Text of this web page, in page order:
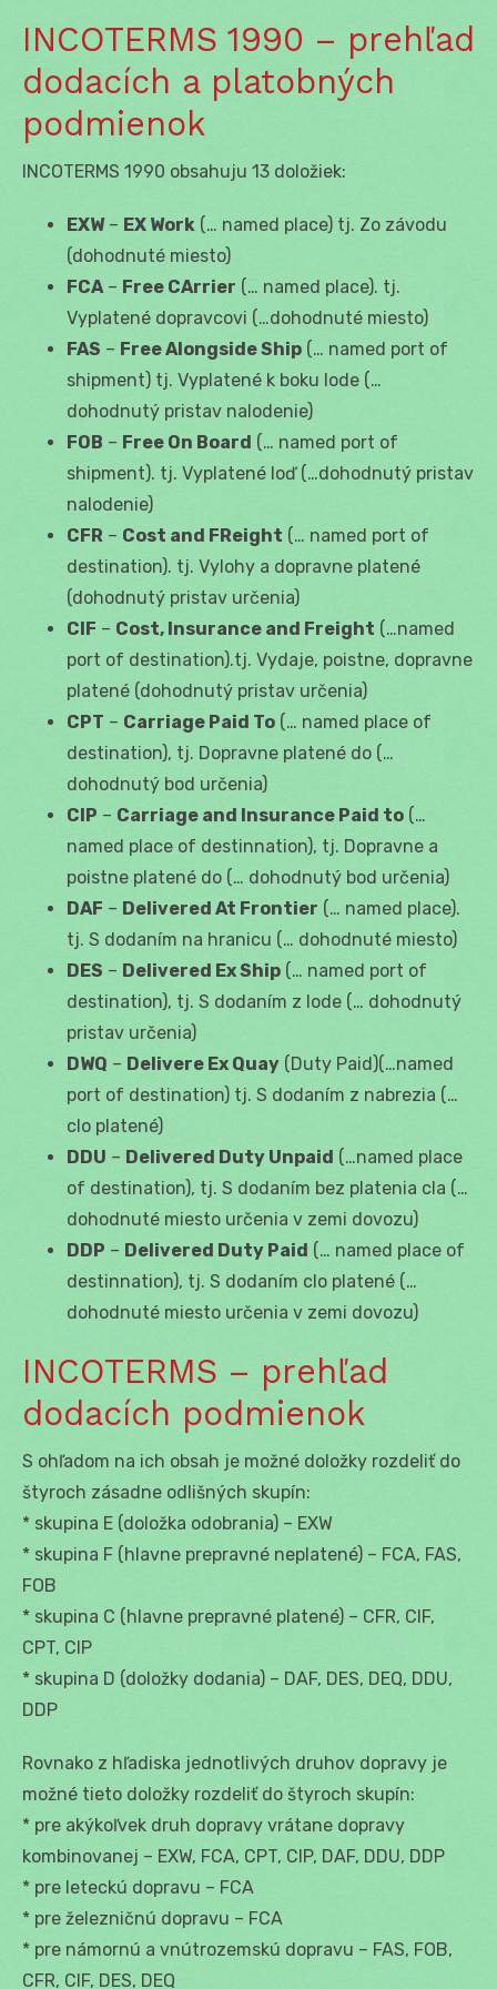
INCOTERMS 1990 – prehľad
dodacích a platobných
podmienok
INCOTERMS 1990 obsahuju 13 doložiek:
EXW– EX Work (… named place) tj. Zo závodu
(dohodnuté miesto)
FCA– Free CArrier (… named place). tj.
Vyplatené dopravcovi (…dohodnuté miesto)
FAS – Free Alongside Ship (… named port of
shipment) tj. Vyplatené k boku lode (…
dohodnutý pristav nalodenie)
FOB – Free On Board (… named port of
shipment). tj. Vyplatené loď (…dohodnutý pristav
nalodenie)
CFR – Cost and FReight (… named port of
destination). tj. Vylohy a dopravne platené
(dohodnutý pristav určenia)
CIF – Cost, Insurance and Freight (…named
port of destination).tj. Vydaje, poistne, dopravne
platené (dohodnutý pristav určenia)
CPT – Carriage Paid To (… named place of
destination), tj. Dopravne platené do (…
dohodnutý bod určenia)
CIP – Carriage and Insurance Paid to (…
named place of destinnation), tj. Dopravne a
poistne platené do (… dohodnutý bod určenia)
DAF – Delivered At Frontier (… named place).
tj. S dodaním na hranicu (… dohodnuté miesto)
DES – Delivered Ex Ship (… named port of
destination), tj. S dodaním z lode (… dohodnutý
pristav určenia)
DWQ – Delivere Ex Quay (Duty Paid)(…named
port of destination) tj. S dodaním z nabrezia (…
clo platené)
DDU – Delivered Duty Unpaid (…named place
of destination), tj. S dodaním bez platenia cla (…
dohodnuté miesto určenia v zemi dovozu)
DDP – Delivered Duty Paid (… named place of
destinnation), tj. S dodaním clo platené (…
dohodnuté miesto určenia v zemi dovozu)
INCOTERMS – prehľad
dodacích podmienok
S ohľadom na ich obsah je možné doložky rozdeliť do
štyroch zásadne odlišných skupín:
* skupina E (doložka odobrania) – EXW
* skupina F (hlavne prepravné neplatené) – FCA, FAS,
FOB
* skupina C (hlavne prepravné platené) – CFR, CIF,
CPT, CIP
* skupina D (doložky dodania) – DAF, DES, DEQ, DDU,
DDP
Rovnako z hľadiska jednotlivých druhov dopravy je
možné tieto doložky rozdeliť do štyroch skupín:
* pre akýkoľvek druh dopravy vrátane dopravy
kombinovanej – EXW, FCA, CPT, CIP, DAF, DDU, DDP
* pre leteckú dopravu – FCA
* pre železničnú dopravu – FCA
* pre námornú a vnútrozemskú dopravu – FAS, FOB,
CFR, CIF, DES, DEQ